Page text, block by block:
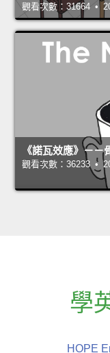
觀看次數：31664 •
《諾瓦效應》－
觀看次數：36233 •
學
HOPE